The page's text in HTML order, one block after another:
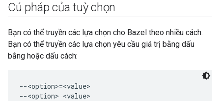
Cú pháp của tuỳ chọn
Bạn có thể truyền các lựa chọn cho Bazel theo nhiều cách.
Bạn có thể truyền các lựa chọn yêu cầu giá trị bằng dấu
bằng hoặc dấu cách:
--<option>=<value>